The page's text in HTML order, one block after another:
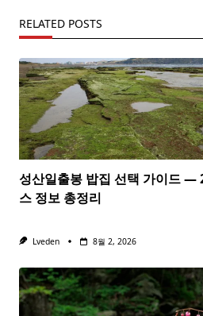
RELATED POSTS
성산일출봉 밥집 선택 가이드 —
스 정보 총정리
Lveden 8월 2, 2026